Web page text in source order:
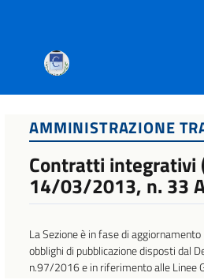
AMMINISTRAZIONE
Contratti integrativi
14/03/2013, n. 33
La Sezione è in fase di
obblighi di pubblicazione disposti dal
n.97/2016 e in riferimento alle Linee